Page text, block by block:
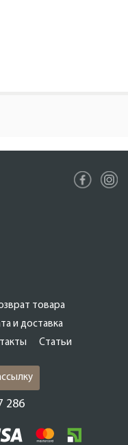
товара
и доставка
Статьи
286